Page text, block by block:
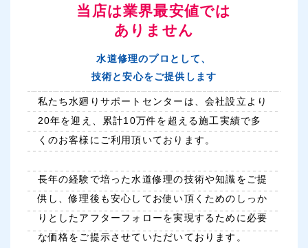
当店は業界最安値では
ありません
水道修理のプロとして、
技術と安心をご提供します
私たち水廻りサポートセンターは、会社設立より
20年を迎え、累計10万件を超える施工実績で多
くのお客様にご利用頂いております。
長年の経験で培った水道修理の技術や知識をご提
供し、修理後も安心してお使い頂くためのしっか
りとしたアフターフォローを実現するために必要
な価格をご提示させていただいております。